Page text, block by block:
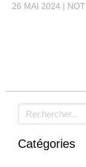
26 MAI 2024
Rechercher
Catégories